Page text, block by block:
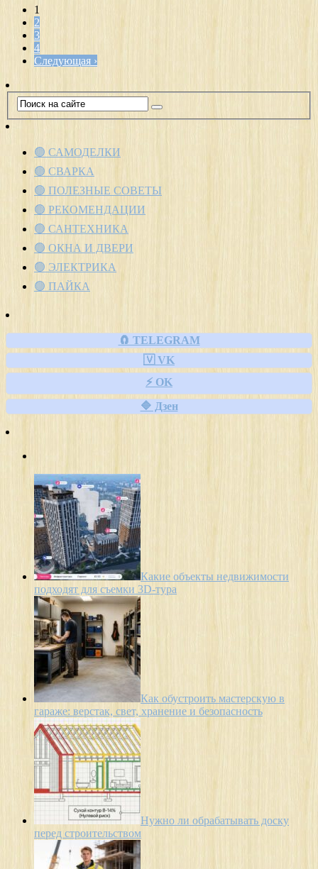
1
2
3
4
Следующая ›
🟢 САМОДЕЛКИ
🟢 СВАРКА
🟢 ПОЛЕЗНЫЕ СОВЕТЫ
🟢 РЕКОМЕНДАЦИИ
🟢 САНТЕХНИКА
🟢 ОКНА И ДВЕРИ
🟢 ЭЛЕКТРИКА
🟢 ПАЙКА
🧲 TELEGRAM
🇻 VK
⚡ OK
🔷 Дзен
Какие объекты недвижимости
подходят для съемки 3D-тура
Как обустроить мастерскую в
гараже: верстак, свет, хранение и безопасность
Нужно ли обрабатывать доску
перед строительством